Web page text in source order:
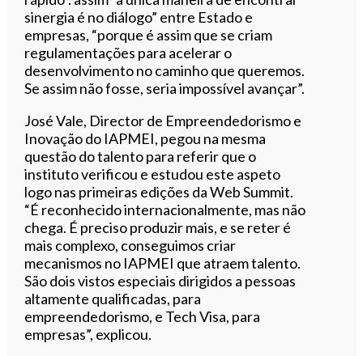
sinergia é no diálogo” entre Estado e
empresas, “porque é assim que se criam
regulamentações para acelerar o
desenvolvimento no caminho que queremos.
Se assim não fosse, seria impossível avançar”.
José Vale, Director de Empreendedorismo e
Inovação do IAPMEI, pegou na mesma
questão do talento para referir que o
instituto verificou e estudou este aspeto
logo nas primeiras edições da Web Summit.
“É reconhecido internacionalmente, mas não
chega. É preciso produzir mais, e se reter é
mais complexo, conseguimos criar
mecanismos no IAPMEI que atraem talento.
São dois vistos especiais dirigidos a pessoas
altamente qualificadas, para
empreendedorismo, e Tech Visa, para
empresas”, explicou.